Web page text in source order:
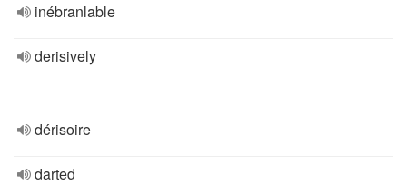
inébranlable
derisively
dérisoire
darted